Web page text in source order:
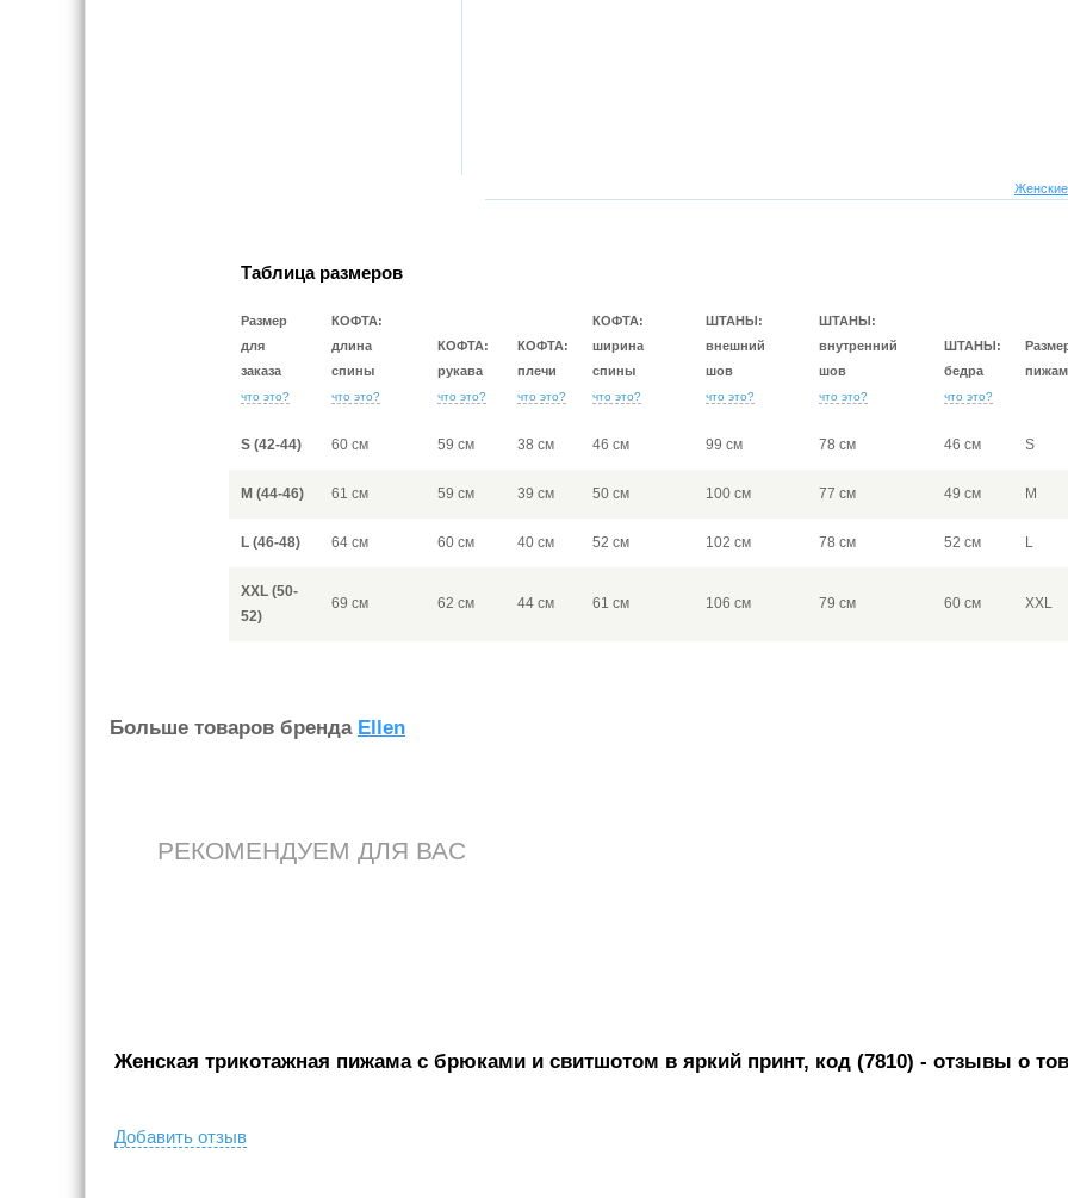
Таблица размеров
Размер
для
заказа
что это?
КОФТА:
длина
спины
что это?
КОФТА:
рукава
что это?
КОФТА:
плечи
что это?
КОФТА:
ширина
спины
что это?
ШТАНЫ:
внешний
шов
что это?
ШТАНЫ:
внутренний
шов
что это?
ШТАНЫ:
бедра
что это?
S (42-44) 60 см 59 см 38 см 46 см 99 см 78 см 46 см S
M (44-46) 61 см 59 см 39 см 50 см 100 см 77 см 49 см M
L (46-48) 64 см 60 см 40 см 52 см 102 см 78 см 52 см L
XXL (50-
52)
69 см 62 см 44 см 61 см 106 см 79 см 60 см XXL
Больше товаров бренда Ellen
РЕКОМЕНДУЕМ ДЛЯ ВАС
Женская трикотажная пижама с брюками и свитшотом в яркий принт, код (7810) - отзывы о
Добавить отзыв